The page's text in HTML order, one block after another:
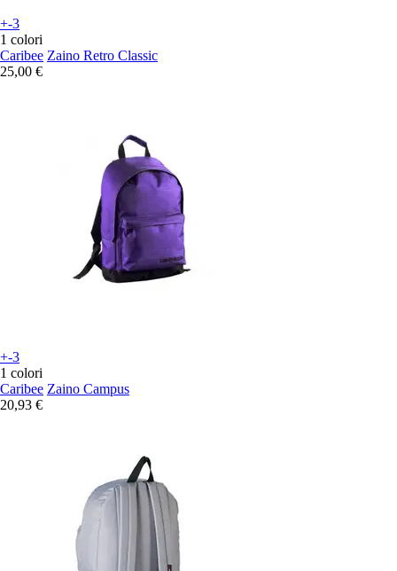
+-3
1 colori
Caribee Zaino Retro Classic
25,00 €
+-3
1 colori
Caribee Zaino Campus
20,93 €